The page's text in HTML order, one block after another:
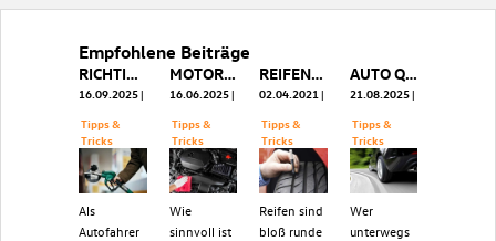
Empfohlene Beiträge
RICHTIG TANKEN: DER KLEINE UNTERSCHIED MIT GROSSER WIRKUNG
16.09.2025
Tipps &
Tricks
Als
Autofahrer
MOTORRAUM REINIGEN: SINNVOLL ODER GEFÄHRLICH?
16.06.2025
Tipps &
Tricks
Wie
sinnvoll ist
REIFENKENNZEICHNUNG - WAS BEDEUTEN DIE ZAHLEN UND BUCHSTABEN AUF DEM REIFEN
02.04.2021
Tipps &
Tricks
Reifen sind
bloß runde
AUTO QUIETSCHT BEIM FAHREN - DAS STECKT DAHINTER
21.08.2025
Tipps &
Tricks
Wer
unterwegs